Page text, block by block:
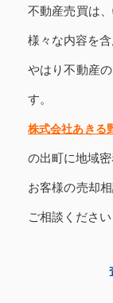
不動産売買は
様々な内容を含
やはり不動産
す。
株式会社あきる
の出町に地域密
お客様の売却
ご相談ください